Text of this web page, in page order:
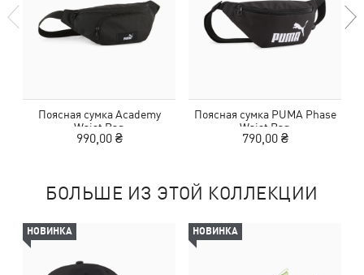
Поясная сумка Academy
Waist Bag
990,00 ₴
Поясная сумка PUMA Phase
Waist Bag
790,00 ₴
БОЛЬШЕ ИЗ ЭТОЙ КОЛЛЕКЦИИ
НОВИНКА НОВИНКА